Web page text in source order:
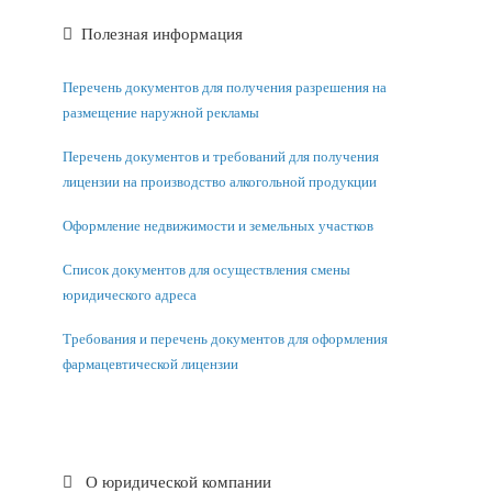
Полезная информация
Перечень документов для получения разрешения на
размещение наружной рекламы
Перечень документов и требований для получения
лицензии на производство алкогольной продукции
Оформление недвижимости и земельных участков
Список документов для осуществления смены
юридического адреса
Требования и перечень документов для оформления
фармацевтической лицензии
О юридической компании